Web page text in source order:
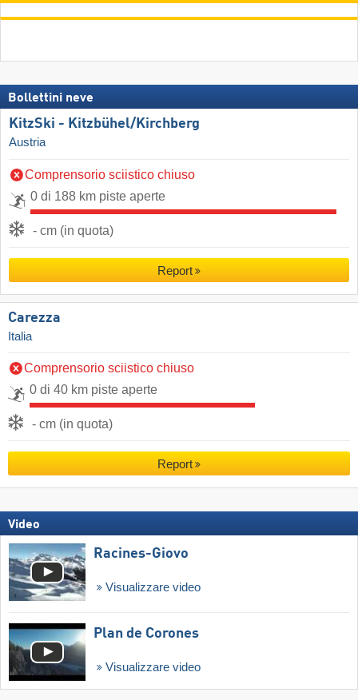
Bollettini neve
KitzSki - Kitzbühel/​Kirchberg
Austria
Comprensorio sciistico chiuso
0 di 188 km piste aperte
- cm (in quota)
Report
Carezza
Italia
Comprensorio sciistico chiuso
0 di 40 km piste aperte
- cm (in quota)
Report
Video
Racines-Giovo
Visualizzare video
Plan de Corones
Visualizzare video